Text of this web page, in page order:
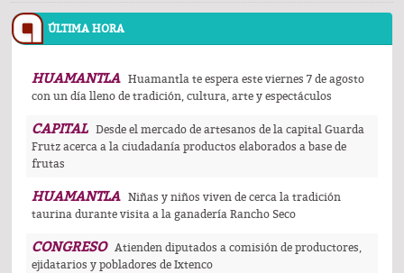
ÚLTIMA HORA
HUAMANTLA
Huamantla te espera este viernes 7 de agosto
con un día lleno de tradición, cultura, arte y espectáculos
CAPITAL
Desde el mercado de artesanos de la capital Guarda
Frutz acerca a la ciudadanía productos elaborados a base de
frutas
HUAMANTLA
Niñas y niños viven de cerca la tradición
taurina durante visita a la ganadería Rancho Seco
CONGRESO
Atienden diputados a comisión de productores,
ejidatarios y pobladores de Ixtenco